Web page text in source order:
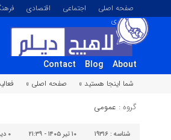
صفحه اصلی اجتماعی اقتصادی
تصویری
About
Blog
Contact
شما اینجا هستید »
صفحه اصلی »
گروه : عمومی
شناسه : ۱۹۳۱۶ ۱۰ تیر ۱۴۰۵ - ۲۱:۳۹ ۰